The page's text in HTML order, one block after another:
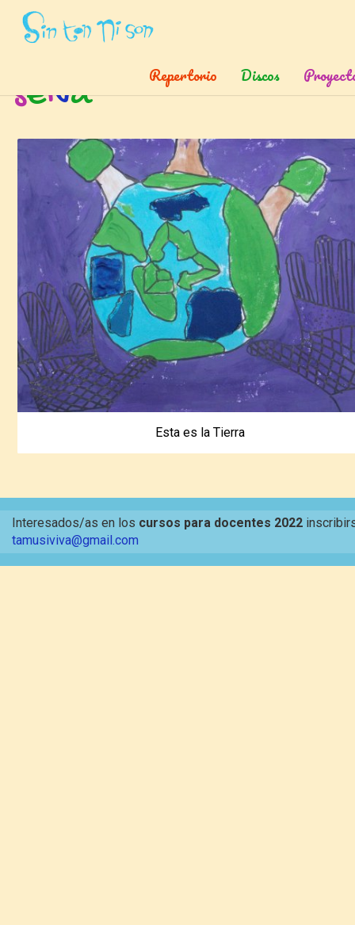
Repertorio Discos
Inicio » Etiquetas » Selva
selva
Esta es la Tierra
Interesados/as en los cursos para docentes 2022
tamusiviva@gmail.com